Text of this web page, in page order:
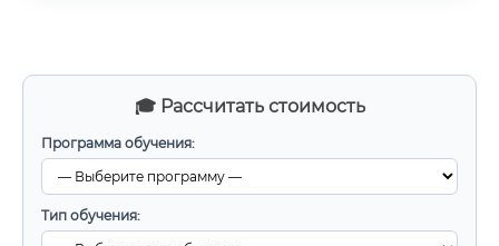
🎓 Рассчитать стоимость
Программа обучения:
Тип обучения: